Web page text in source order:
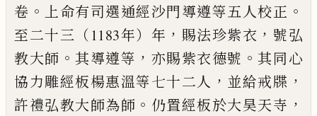
卷 。 上命有司選通經沙門導遵等五人校正 。
至二十三（1183年）年 ， 賜法珍紫衣 ， 號弘
教大師 。其導遵等 ， 亦賜紫衣德號 。其同心
協力雕經板楊惠溫等七十二人 ， 並給戒牒 ，
許禮弘教大師為師 。 仍置經板於大昊天寺 ，